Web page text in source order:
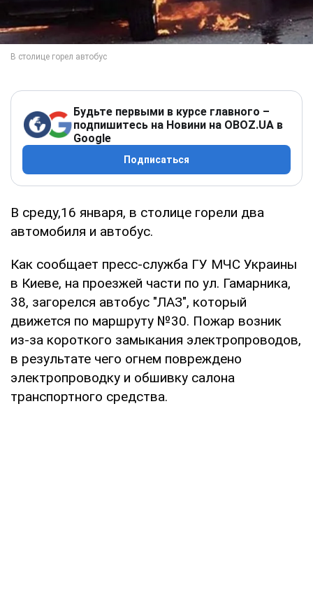
Будьте первыми в курсе главного –
подпишитесь на Новини на OBOZ.UA в
Google
Подписаться
В среду,16 января, в столице горели два
автомобиля и автобус.
Как сообщает пресс-служба ГУ МЧС Украины
в Киеве, на проезжей части по ул. Гамарника,
38, загорелся автобус "ЛАЗ", который
движется по маршруту №30. Пожар возник
из-за короткого замыкания электропроводов,
в результате чего огнем повреждено
электропроводку и обшивку салона
транспортного средства.